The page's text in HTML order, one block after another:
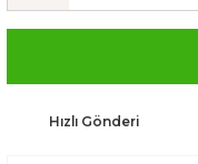
Hızlı Gönderi